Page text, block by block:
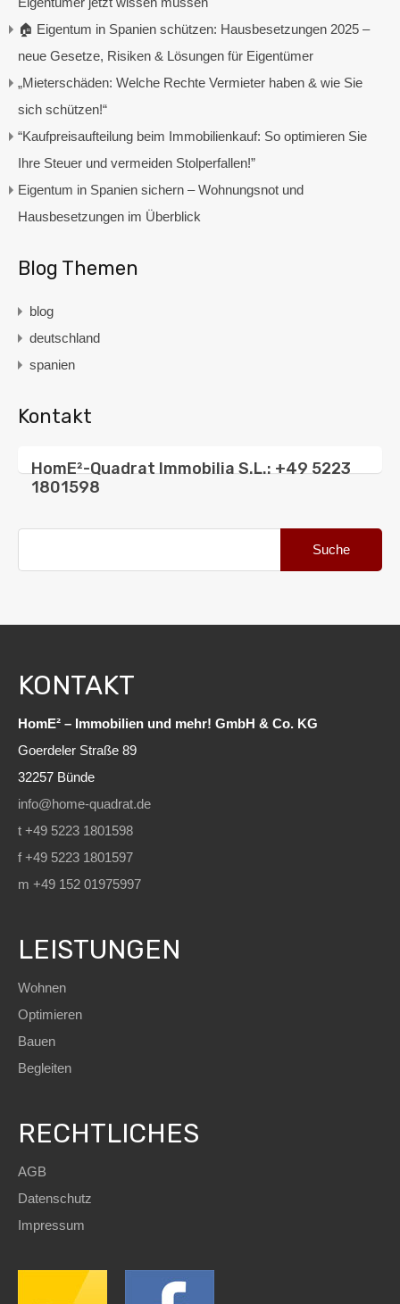
🏠 Eigentum in Spanien schützen: Hausbesetzungen 2025 –
neue Gesetze, Risiken & Lösungen für Eigentümer
„Mieterschäden: Welche Rechte Vermieter haben & wie Sie
sich schützen!“
“Kaufpreisaufteilung beim Immobilienkauf: So optimieren Sie
Ihre Steuer und vermeiden Stolperfallen!”
Eigentum in Spanien sichern – Wohnungsnot und
Hausbesetzungen im Überblick
Blog Themen
blog
deutschland
spanien
Kontakt
HomE²-Quadrat Immobilia S.L.: +49 5223
1801598
KONTAKT
HomE² – Immobilien und mehr! GmbH & Co. KG
Goerdeler Straße 89
32257 Bünde
info@home-quadrat.de
t +49 5223 1801598
f +49 5223 1801597
m +49 152 01975997
LEISTUNGEN
Wohnen
Optimieren
Bauen
Begleiten
RECHTLICHES
AGB
Datenschutz
Impressum